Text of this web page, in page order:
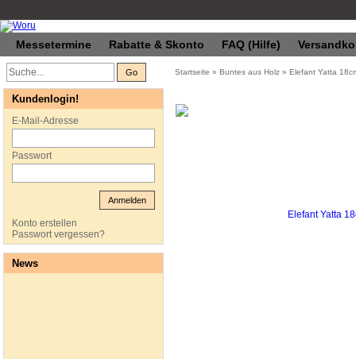
Messetermine Rabatte & Skonto FAQ (Hilfe)
Go Startseite » Buntes aus Holz » Elefant Yatta
Kundenlogin!
E-Mail-Adresse
Passwort
Anmelden
Konto erstellen
Passwort vergessen?
News